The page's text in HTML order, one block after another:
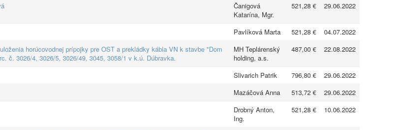
Čanigová
Katarína, Mgr.
521,28 € 29.06.2022
Pavlíková Marta 521,28 €
04.07.2022
horúcovodnej prípojky pre OST a prekládky kábla VN k stavbe "Dom
č. 3026/4, 3026/5, 3026/49, 3045, 3058/1 v k.ú. Dúbravka.
MH Teplárenský
holding, a.s.
487,00 € 22.08.2022
Slivarich Patrik 796,80 €
29.06.2022
Mazáčová Anna 513,72 €
29.06.2022
Drobný Anton,
Ing.
521,28 € 10.06.2022